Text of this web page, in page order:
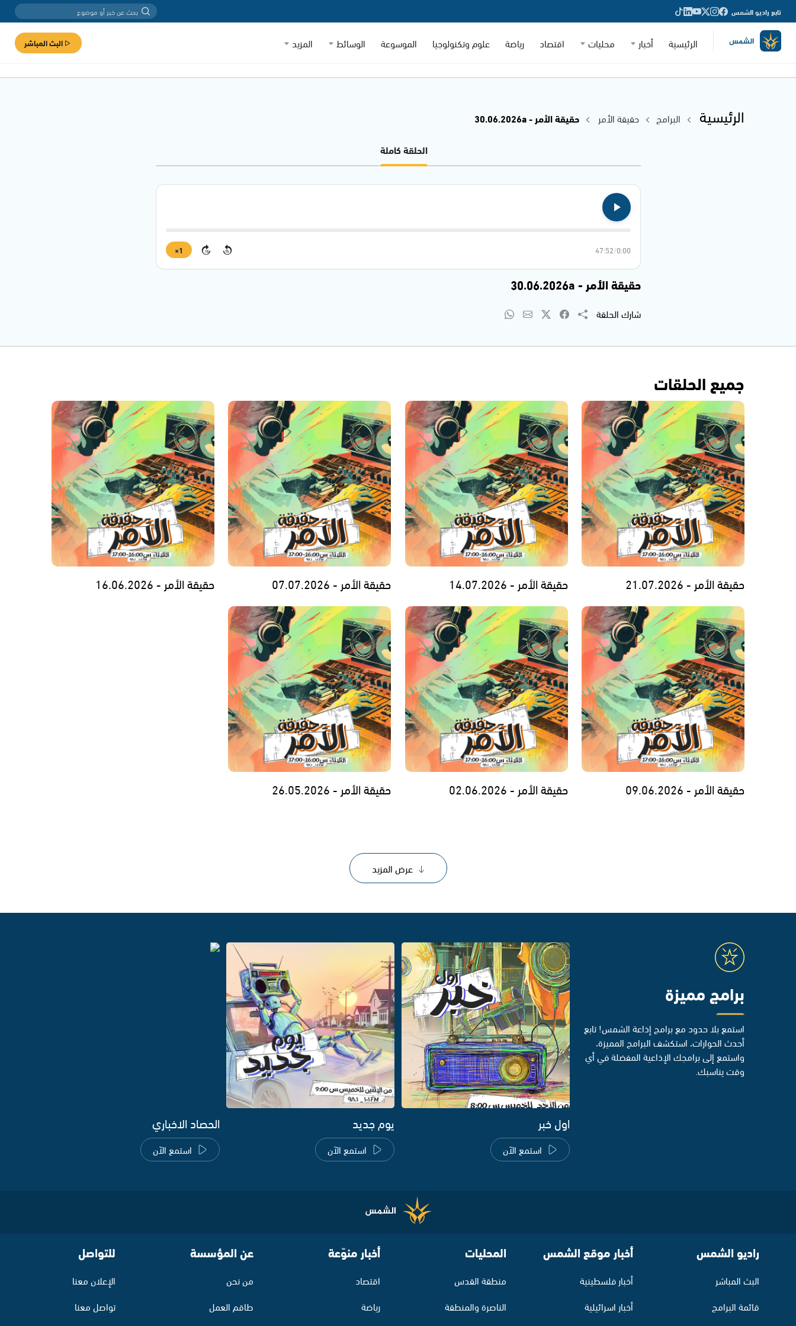
تابع راديو الشمس
الرئيسية أخبار محليات اقتصاد رياضة علوم وتكنولوجيا الموسوعة الوسائط المزيد البث المباشر
الرئيسية البرامج حقيقة الأمر
حقيقة الأمر - 30.06.2026a
الحلقة كاملة
0:00
/
47:52
15
15
1×
حقيقة الأمر - 30.06.2026a
شارك الحلقة
جميع الحلقات
حقيقة الأمر - 21.07.2026 حقيقة الأمر - 14.07.2026 حقيقة الأمر - 07.07.2026 حقيقة الأمر - 16.06.2026
حقيقة الأمر - 09.06.2026 حقيقة الأمر - 02.06.2026 حقيقة الأمر - 26.05.2026
عرض المزيد
برامج مميزة
استمع بلا حدود مع برامج إذاعة الشمس! تابع
أحدث الحوارات، استكشف البرامج المميزة،
واستمع إلى برامجك الإذاعية المفضلة في أي
وقت يناسبك.
اول خبر
استمع الآن
يوم جديد
استمع الآن
الحصاد الاخباري
استمع الآن
راديو الشمس
البث المباشر
قائمة البرامج
أخبار موقع الشمس
أخبار فلسطينية
أخبار اسرائيلية
المحليات
منطقة القدس
الناصرة والمنطقة
أخبار منوّعة
اقتصاد
رياضة
عن المؤسسة
من نحن
طاقم العمل
للتواصل
الإعلان معنا
تواصل معنا